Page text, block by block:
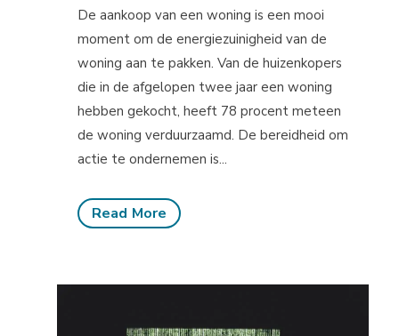
De aankoop van een woning is een mooi
moment om de energiezuinigheid van de
woning aan te pakken. Van de huizenkopers
die in de afgelopen twee jaar een woning
hebben gekocht, heeft 78 procent meteen
de woning verduurzaamd. De bereidheid om
actie te ondernemen is...
Read More